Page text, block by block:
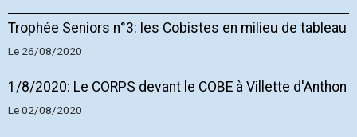
Trophée Seniors n°3: les Cobistes en milieu de tableau
Le 26/08/2020
1/8/2020: Le CORPS devant le COBE à Villette d'Anthon
Le 02/08/2020